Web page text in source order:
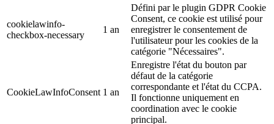
cookielawinfo-
checkbox-necessary
1 an
Défini par le plugin GDPR Cookie
Consent, ce cookie est utilisé pour
enregistrer le consentement de
l'utilisateur pour les cookies de la
catégorie "Nécessaires".
CookieLawInfoConsent 1 an
Enregistre l'état du bouton par
défaut de la catégorie
correspondante et l'état du CCPA.
Il fonctionne uniquement en
coordination avec le cookie
principal.